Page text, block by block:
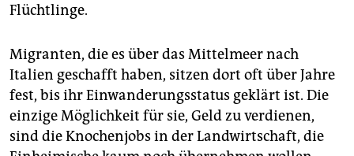
epaper login
Flüchtlinge.
Migranten, die es über das Mittelmeer nach
Italien geschafft haben, sitzen dort oft über Jahre
fest, bis ihr Einwanderungsstatus geklärt ist. Die
einzige Möglichkeit für sie, Geld zu verdienen,
sind die Knochenjobs in der Landwirtschaft, die